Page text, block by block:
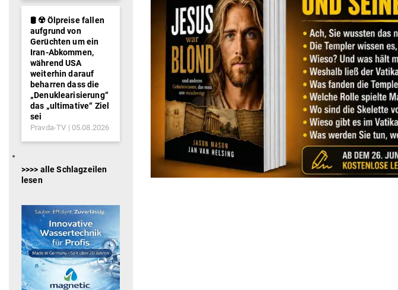
🛢️ ☢️ Ölpreise fallen
aufgrund von
Gerüchten um ein
Iran-Abkommen,
während USA
weiterhin darauf
beharren dass die
„Denuklearisierung“
das „ultimative“ Ziel
sei
Pravda-TV 05.08.2026
>>>> alle Schlagzeilen
lesen